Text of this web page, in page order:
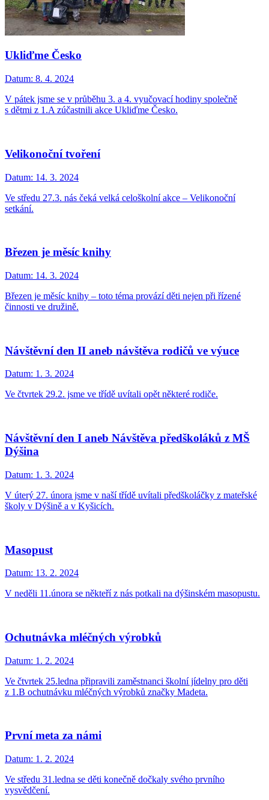
Ukliďme Česko
Datum: 8. 4. 2024
V pátek jsme se v průběhu 3. a 4. vyučovací hodiny společně
s dětmi z 1.A zúčastnili akce Ukliďme Česko.
Velikonoční tvoření
Datum: 14. 3. 2024
Ve středu 27.3. nás čeká velká celoškolní akce – Velikonoční
setkání.
Březen je měsíc knihy
Datum: 14. 3. 2024
Březen je měsíc knihy – toto téma provází děti nejen při řízené
činnosti ve družině.
Návštěvní den II aneb návštěva rodičů ve výuce
Datum: 1. 3. 2024
Ve čtvrtek 29.2. jsme ve třídě uvítali opět některé rodiče.
Návštěvní den I aneb Návštěva předškoláků z MŠ
Dýšina
Datum: 1. 3. 2024
V úterý 27. února jsme v naší třídě uvítali předškoláčky z mateřské
školy v Dýšině a v Kyšicích.
Masopust
Datum: 13. 2. 2024
V neděli 11.února se někteří z nás potkali na dýšinském masopustu.
Ochutnávka mléčných výrobků
Datum: 1. 2. 2024
Ve čtvrtek 25.ledna připravili zaměstnanci školní jídelny pro děti
z 1.B ochutnávku mléčných výrobků značky Madeta.
První meta za námi
Datum: 1. 2. 2024
Ve středu 31.ledna se děti konečně dočkaly svého prvního
vysvědčení.